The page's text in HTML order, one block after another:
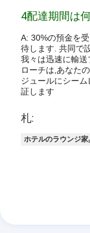
4配達期間は
A: 30%の預金を
待します. 共同で
我々は迅速に輸
ローチは,あなた
ジュールにシー
証します
札:
ホテルのラウンジ家